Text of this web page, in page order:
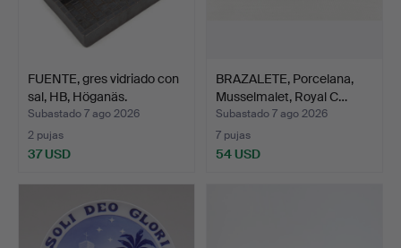
FUENTE, gres vidriado con
sal, HB, Höganäs.
Subastado 7 ago 2026
2 pujas
37 USD
BRAZALETE, Porcelana,
Musselmalet, Royal C…
Subastado 7 ago 2026
7 pujas
54 USD